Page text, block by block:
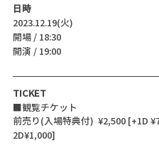
日時
2023.12.19(火)
開場 / 18:30
開演 / 19:00
TICKET
■観覧チケット
前売り(入場特典付)  ¥2,500 [+1D
2D¥1,000]